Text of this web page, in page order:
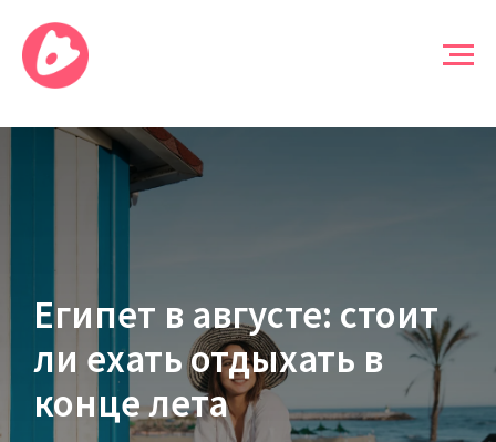
Египет в августе: стоит
ли ехать отдыхать в
конце лета